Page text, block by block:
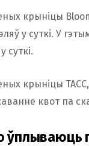
крыніцы
у суткі. У
суткі.
крыніцы
квот па
ўплываюць